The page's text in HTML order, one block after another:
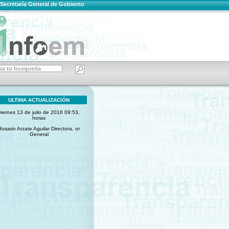
Secretaría General de Gobierno
ULTIMA ACTUALIZACIÓN
13 de julio de 2018 09:53,
horas
Arzate Aguilar Directora, or
General